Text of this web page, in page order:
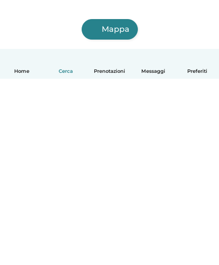
Home Cerca Prenotazioni Messaggi Preferiti
Mappa